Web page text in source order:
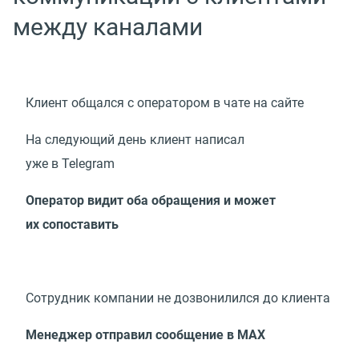
между каналами
Клиент общался с оператором в чате на сайте
На следующий день клиент написал
уже в Telegram
Оператор видит оба обращения и может
их сопоставить
Сотрудник компании не дозвонилился до клиента
Менеджер отправил сообщение в МАХ